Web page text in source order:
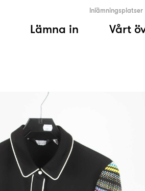
Lämna in Vårt
Inlämningsplatser